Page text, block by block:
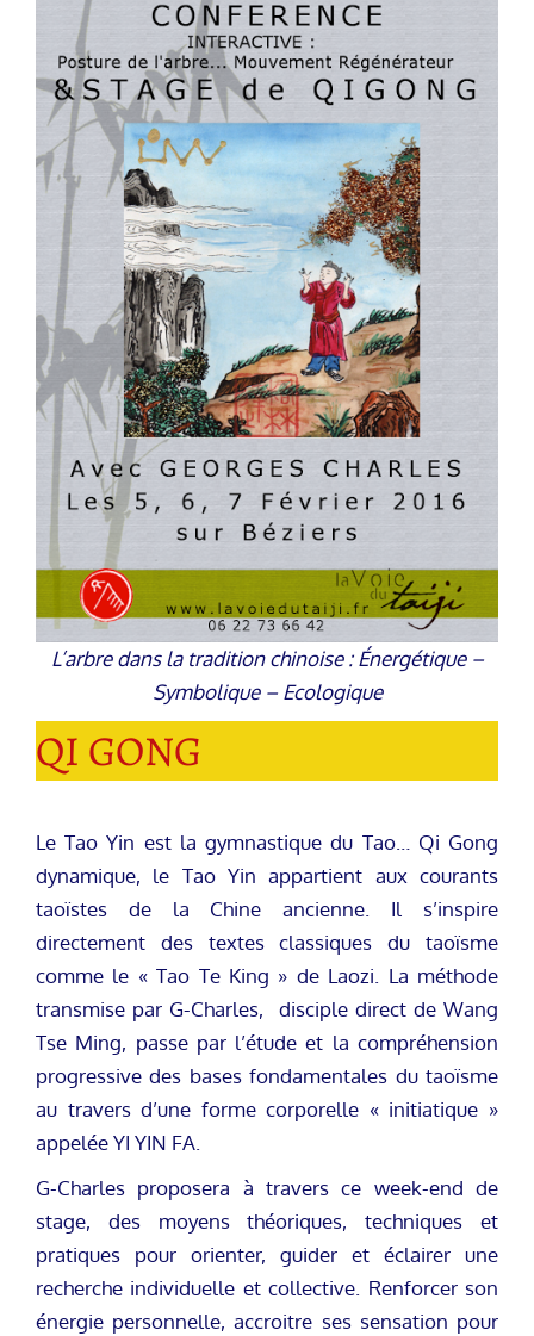
L’arbre dans la tradition chinoise : Énergétique –
Symbolique – Ecologique
QI GONG
Le Tao Yin est la gymnastique du Tao… Qi Gong
dynamique, le Tao Yin appartient aux courants
taoïstes de la Chine ancienne. Il s’inspire
directement des textes classiques du taoïsme
comme le « Tao Te King » de Laozi. La méthode
transmise par G-Charles, disciple direct de Wang
Tse Ming, passe par l’étude et la compréhension
progressive des bases fondamentales du taoïsme
au travers d’une forme corporelle « initiatique »
appelée YI YIN FA.
G-Charles proposera à travers ce week-end de
stage, des moyens théoriques, techniques et
pratiques pour orienter, guider et éclairer une
recherche individuelle et collective. Renforcer son
énergie personnelle, accroitre ses sensation pour